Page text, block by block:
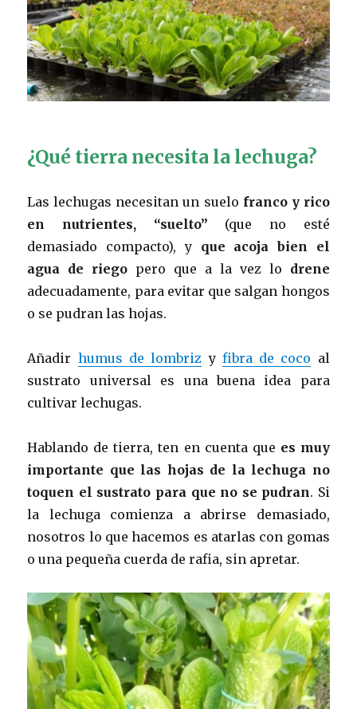
¿Qué tierra necesita la lechuga?
Las lechugas necesitan un suelo franco y rico
en nutrientes, “suelto” (que no esté
demasiado compacto), y que acoja bien el
agua de riego pero que a la vez lo drene
adecuadamente, para evitar que salgan hongos
o se pudran las hojas.
Añadir humus de lombriz y fibra de coco al
sustrato universal es una buena idea para
cultivar lechugas.
Hablando de tierra, ten en cuenta que es muy
importante que las hojas de la lechuga no
toquen el sustrato para que no se pudran. Si
la lechuga comienza a abrirse demasiado,
nosotros lo que hacemos es atarlas con gomas
o una pequeña cuerda de rafia, sin apretar.